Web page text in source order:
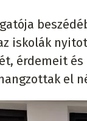
iskolák
érdemeit
el